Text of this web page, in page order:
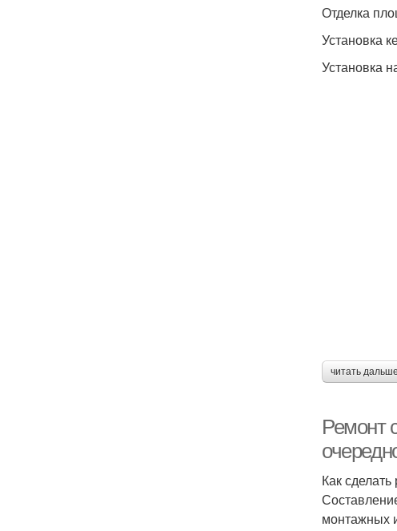
Отделка
Установка
Установка
читать
Ремонт
Как
монтажных